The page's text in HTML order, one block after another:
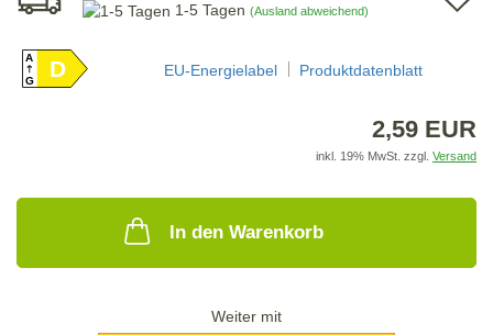
1-5 Tagen (Ausland abweichend)
A
GD EU-Energielabel Produktdatenblatt
2,59 EUR
inkl. 19% MwSt. zzgl. Versand
In den Warenkorb
Weiter mit